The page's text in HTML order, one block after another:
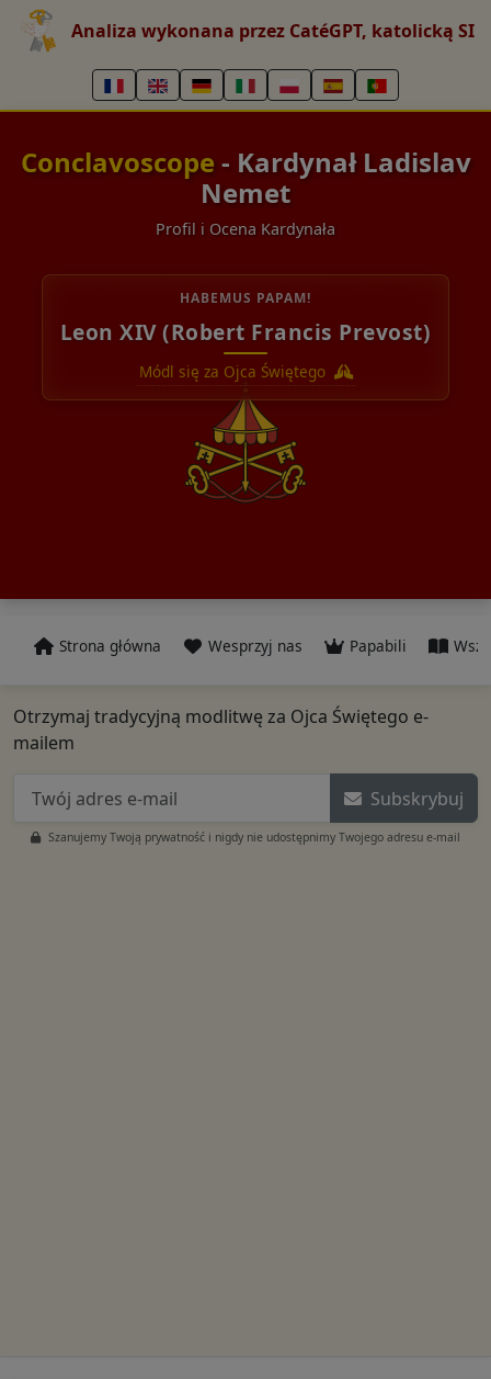
Analiza wykonana przez CatéGPT, katolicką SI
Conclavoscope - Kardynał Ladislav
Nemet
Profil i Ocena Kardynała
HABEMUS PAPAM!
Leon XIV (Robert Francis Prevost)
Módl się za Ojca Świętego
Strona główna Wesprzyj nas Papabili
Otrzymaj tradycyjną modlitwę za Ojca Świętego e-
mailem
Subskrybuj
Szanujemy Twoją prywatność i nigdy nie udostępnimy Twojego adresu e-mail